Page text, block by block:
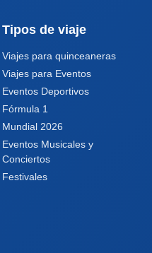
Tipos de viaje
Viajes para quinceaneras
Viajes para Eventos
Eventos Deportivos
Fórmula 1
Mundial 2026
Eventos Musicales y
Conciertos
Festivales